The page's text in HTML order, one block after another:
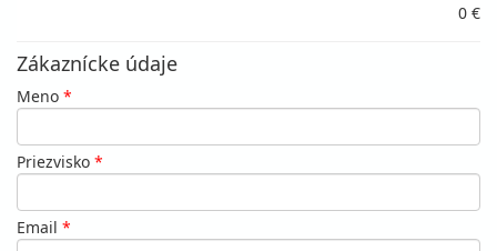
0 €
Zákaznícke údaje
Meno *
Priezvisko *
Email *